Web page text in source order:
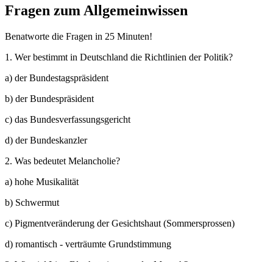
Fragen zum Allgemeinwissen
Benatworte die Fragen in 25 Minuten!
1. Wer bestimmt in Deutschland die Richtlinien der Politik?
a) der Bundestagspräsident
b) der Bundespräsident
c) das Bundesverfassungsgericht
d) der Bundeskanzler
2. Was bedeutet Melancholie?
a) hohe Musikalität
b) Schwermut
c) Pigmentveränderung der Gesichtshaut (Sommersprossen)
d) romantisch - verträumte Grundstimmung